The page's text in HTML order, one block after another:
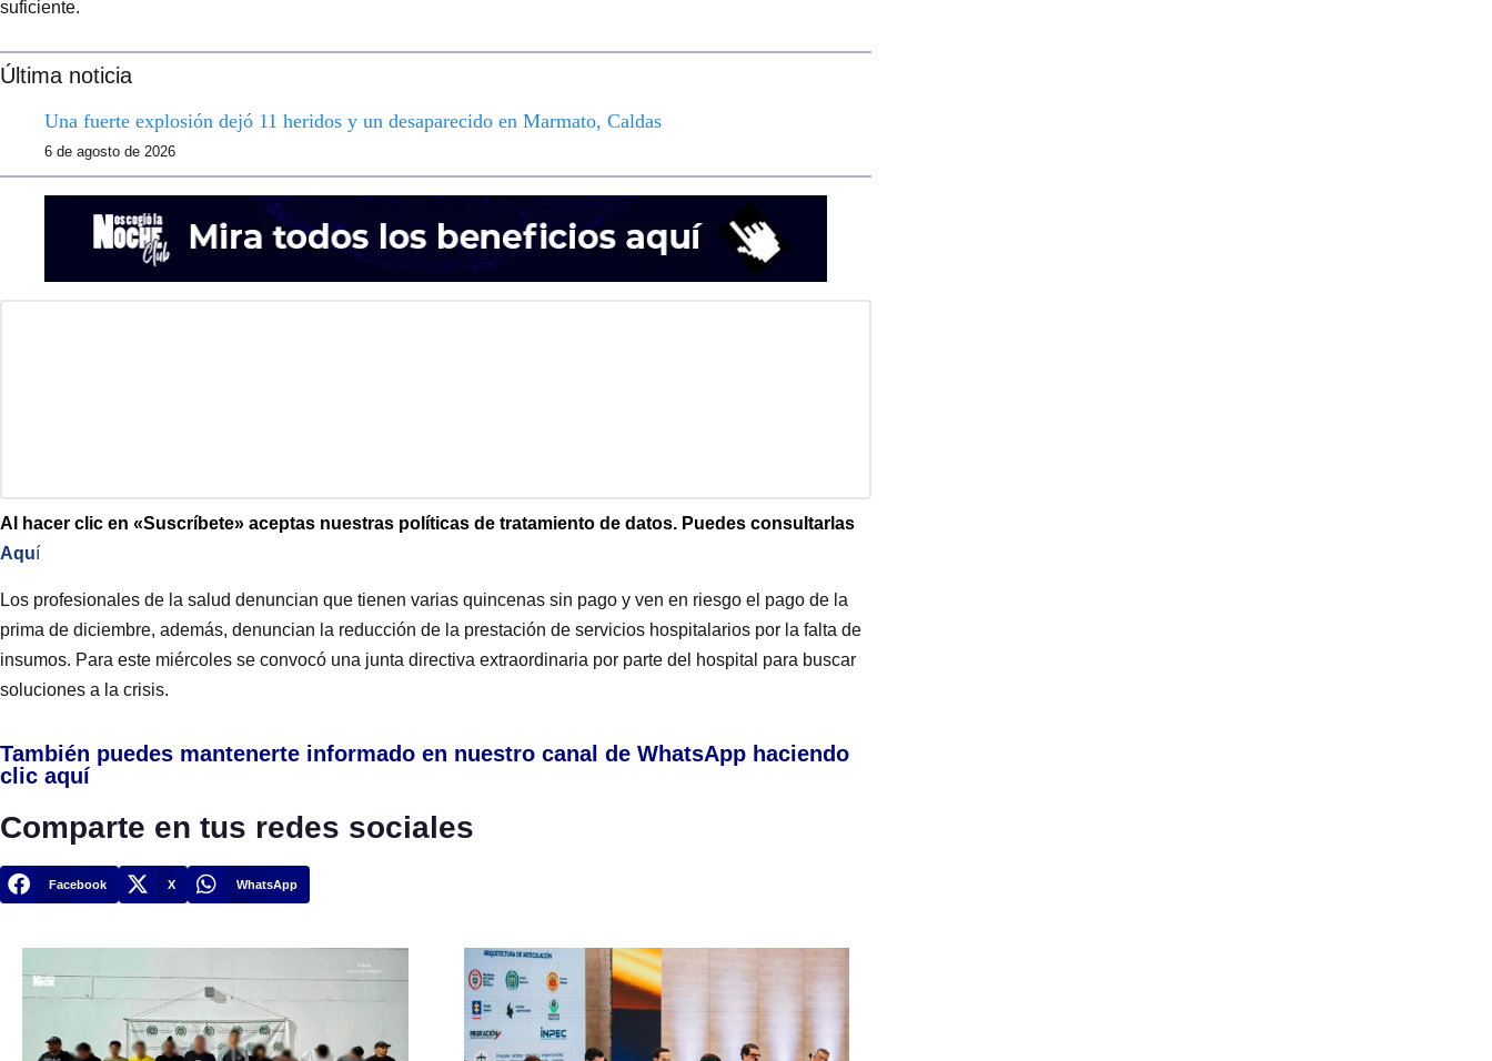
suficiente.
Última noticia
Una fuerte explosión dejó 11 heridos y un desaparecido en Marmato, Caldas
6 de agosto de 2026
Al hacer clic en «Suscríbete» aceptas nuestras políticas de tratamiento de datos. Puedes consultarlas
Aquí
Los profesionales de la salud denuncian que tienen varias quincenas sin pago y ven en riesgo el pago de la
prima de diciembre, además, denuncian la reducción de la prestación de servicios hospitalarios por la falta de
insumos. Para este miércoles se convocó una junta directiva extraordinaria por parte del hospital para buscar
soluciones a la crisis.
También puedes mantenerte informado en nuestro canal de WhatsApp haciendo
clic aquí
Comparte en tus redes sociales
Facebook X WhatsApp